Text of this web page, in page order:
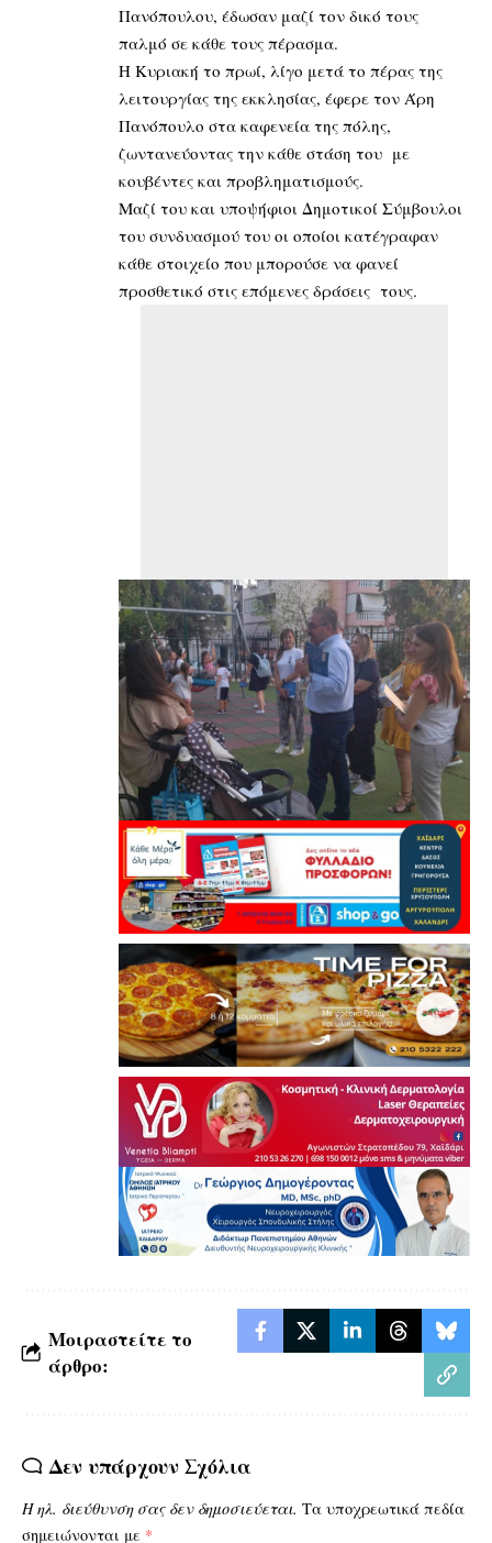
Πανόπουλου, έδωσαν μαζί τον δικό τους
παλμό σε κάθε τους πέρασμα.
Η Κυριακή το πρωί, λίγο μετά το πέρας της
λειτουργίας της εκκλησίας, έφερε τον Άρη
Πανόπουλο στα καφενεία της πόλης,
ζωντανεύοντας την κάθε στάση του με
κουβέντες και προβληματισμούς.
Μαζί του και υποψήφιοι Δημοτικοί Σύμβουλοι
του συνδυασμού του οι οποίοι κατέγραφαν
κάθε στοιχείο που μπορούσε να φανεί
προσθετικό στις επόμενες δράσεις τους.
Μοιραστείτε το
άρθρο:
Δεν υπάρχουν Σχόλια
Η ηλ. διεύθυνση σας δεν δημοσιεύεται. Τα υποχρεωτικά πεδία
σημειώνονται με *